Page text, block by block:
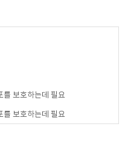
를 보호하는데 필요
를 보호하는데 필요